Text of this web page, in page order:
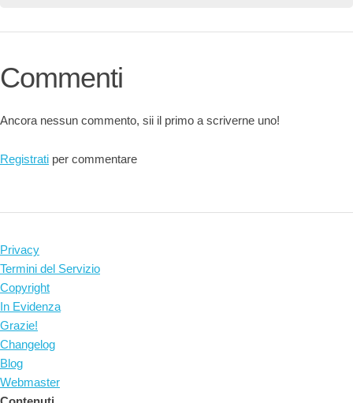
Commenti
Ancora nessun commento, sii il primo a scriverne uno!
Registrati per commentare
Privacy
Termini del Servizio
Copyright
In Evidenza
Grazie!
Changelog
Blog
Webmaster